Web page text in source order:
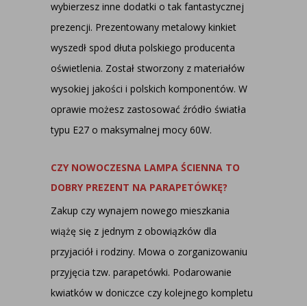
wybierzesz inne dodatki o tak fantastycznej
prezencji. Prezentowany metalowy kinkiet
wyszedł spod dłuta polskiego producenta
oświetlenia. Został stworzony z materiałów
wysokiej jakości i polskich komponentów. W
oprawie możesz zastosować źródło światła
typu E27 o maksymalnej mocy 60W.
CZY NOWOCZESNA LAMPA ŚCIENNA TO
DOBRY PREZENT NA PARAPETÓWKĘ?
Zakup czy wynajem nowego mieszkania
wiążę się z jednym z obowiązków dla
przyjaciół i rodziny. Mowa o zorganizowaniu
przyjęcia tzw. parapetówki. Podarowanie
kwiatków w doniczce czy kolejnego kompletu